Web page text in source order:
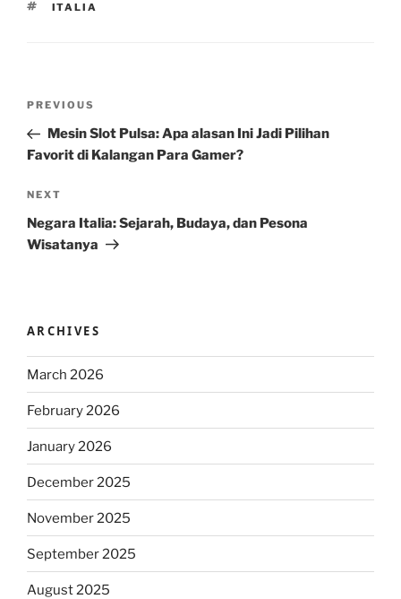
TAGS
ITALIA
Previous
Post
PREVIOUS
Mesin Slot Pulsa: Apa alasan Ini Jadi Pilihan
Favorit di Kalangan Para Gamer?
Next
Post
NEXT
Negara Italia: Sejarah, Budaya, dan Pesona
Wisatanya
ARCHIVES
March 2026
February 2026
January 2026
December 2025
November 2025
September 2025
August 2025